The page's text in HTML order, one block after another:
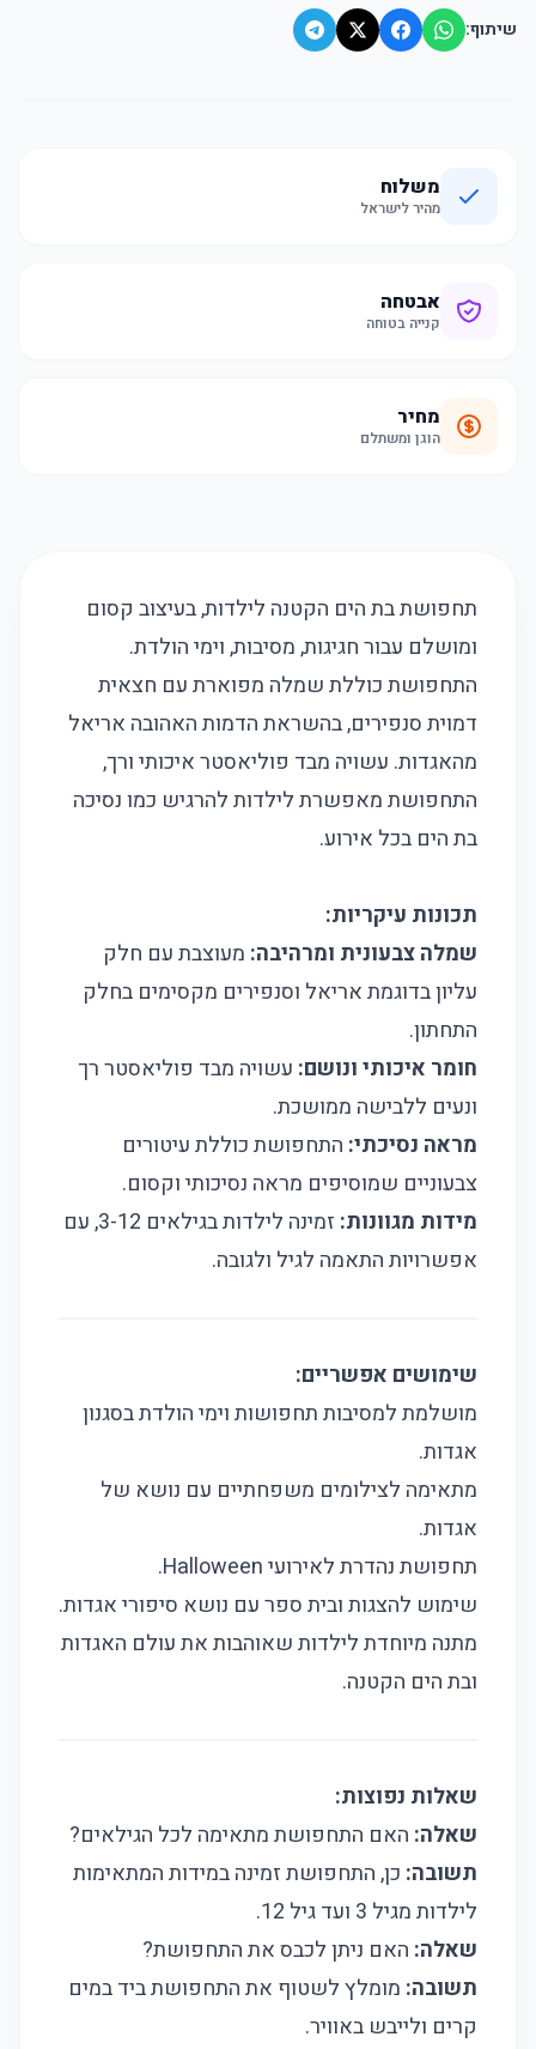
שיתוף:
משלוח
מהיר לישראל
אבטחה
קנייה בטוחה
מחיר
הוגן ומשתלם
תחפושת בת הים הקטנה לילדות, בעיצוב קסום
ומושלם עבור חגיגות, מסיבות, וימי הולדת.
התחפושת כוללת שמלה מפוארת עם חצאית
דמוית סנפירים, בהשראת הדמות האהובה אריאל
מהאגדות. עשויה מבד פוליאסטר איכותי ורך,
התחפושת מאפשרת לילדות להרגיש כמו נסיכה
בת הים בכל אירוע.
תכונות עיקריות:
שמלה צבעונית ומרהיבה: מעוצבת עם חלק
עליון בדוגמת אריאל וסנפירים מקסימים בחלק
התחתון.
חומר איכותי ונושם: עשויה מבד פוליאסטר רך
ונעים ללבישה ממושכת.
מראה נסיכתי: התחפושת כוללת עיטורים
צבעוניים שמוסיפים מראה נסיכותי וקסום.
מידות מגוונות:
זמינה לילדות בגילאים 3-12, עם
אפשרויות התאמה לגיל ולגובה.
שימושים אפשריים:
מושלמת למסיבות תחפושות וימי הולדת בסגנון
אגדות.
מתאימה לצילומים משפחתיים עם נושא של
אגדות.
תחפושת נהדרת לאירועי Halloween.
שימוש להצגות ובית ספר עם נושא סיפורי אגדות.
מתנה מיוחדת לילדות שאוהבות את עולם האגדות
ובת הים הקטנה.
שאלות נפוצות:
שאלה: האם התחפושת מתאימה לכל הגילאים?
תשובה: כן, התחפושת זמינה במידות המתאימות
לילדות מגיל 3 ועד גיל 12.
שאלה: האם ניתן לכבס את התחפושת?
תשובה: מומלץ לשטוף את התחפושת ביד במים
קרים ולייבש באוויר.